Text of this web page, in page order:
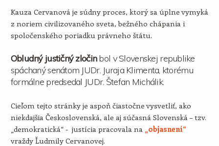
Kauza Cervanová je súdny proces, ktorý sa úplne vymyká
z noriem civilizovaného sveta, bežného chápania i
spoločenského poriadku právneho štátu.
Obludný justičný zločinbol v Slovenskej republike
spáchaný senátom JUDr. Juraja Klimenta, ktorému
formálne predsedal JUDr. Štefan Michálik.
Cieľom tejto stránky je aspoň čiastočne vysvetliť, ako
niekdajšia Československá, ale aj súčasná Slovenská – tzv.
„demokratická“ - justícia pracovala na „objasnení“
vraždy Ľudmily Cervanovej.